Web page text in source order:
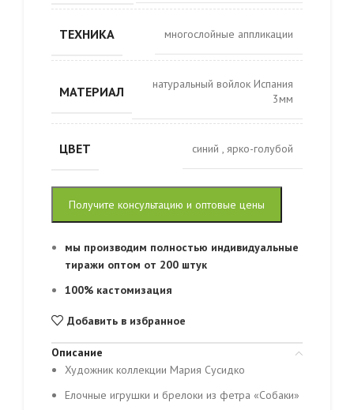
ТЕХНИКА многослойные аппликации
МАТЕРИАЛ
натуральный войлок Испания
3мм
ЦВЕТ cиний , ярко-голубой
Получите консультацию и оптовые цены
мы производим полностью индивидуальные
тиражи оптом от 200 штук
100% кастомизация
Добавить в избранное
Описание
Художник коллекции Мария Сусидко
Елочные игрушки и брелоки из фетра «Собаки»